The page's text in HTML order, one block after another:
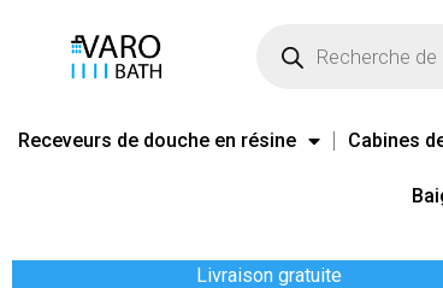
contenu
produits
Receveurs de douche en résine Cabines
Livraison gratuite